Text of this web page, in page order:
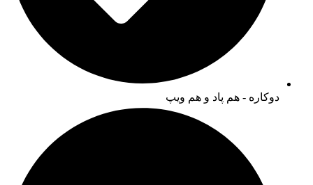
دوکاره - هم پاد و هم ویپ